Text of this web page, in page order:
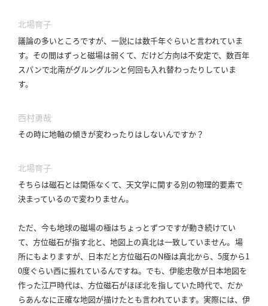
北場育子
議論の多いところですが、一説には数千年ぐらいと言われていま
す。 その間はずっと磁場は弱くて、だけど方向は不安定で、数百年
スパンで北南がグルングルンと何回も入れ替わったりしていま
す。
西村勇哉
その時に地軸の傾きが変わったりはしないんですか？
北場育子
そちらは磁石とは関係なくて、天文学に関する別の物理的要素で
決まっているので変わりません。
ただ、今も地球の磁場の極はちょっとずつですが動き続けてい
て、方位磁石が指す北と、地図上の真北は一致していません。 場
所にもよりますが、日本だと方位磁石のN極は真北から、5度から1
0度ぐらい西に振れているんですね。 でも、伊能忠敬が日本地図を
作った江戸時代は、方位磁石がほぼ北を指していた時代で、だか
らあんなに正確な地図が描けたとも言われています。 実際には、伊